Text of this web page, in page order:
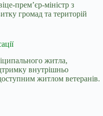
прем’єр-міністр з
громад та територій
житла,
внутрішньо
житлом ветеранів.